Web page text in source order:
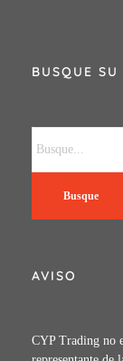
BUSQUE
Busque
AVISO
CYP Trading no